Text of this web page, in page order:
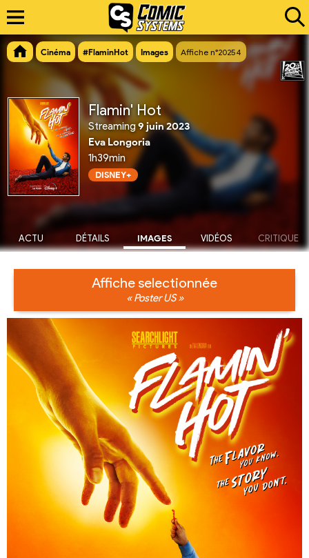
Cinéma #FlaminHot Images Affiche n°20254
Flamin' Hot
Streaming9 juin 2023
Eva Longoria
1h39min
DISNEY+
ACTU DÉTAILS IMAGES VIDÉOS CRITIQUE
Affiche selectionnée
« Poster US »